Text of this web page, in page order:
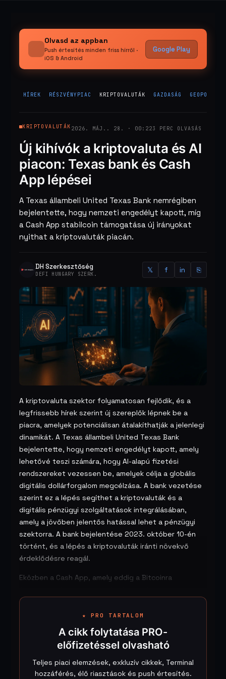
Olvasd az appban
Push értesítés minden friss hírről ·
iOS & Android
Google Play
HÍREK RÉSZVÉNYPIAC KRIPTOVALUTÁK GAZDASÁG
KRIPTOVALUTÁK 2026. MÁJ.. 28. · 00:223 PERC OLVASÁS
Új kihívók a kriptovaluta és AI
piacon: Texas bank és Cash
App lépései
A Texas állambeli United Texas Bank nemrégiben
bejelentette, hogy nemzeti engedélyt kapott, míg
a Cash App stabilcoin támogatása új irányokat
nyithat a kriptovaluták piacán.
DH Szerkesztőség
DEFI HUNGARY SZERK. 𝕏 f in ⎘
A kriptovaluta szektor folyamatosan fejlődik, és a
legfrissebb hírek szerint új szereplők lépnek be a
piacra, amelyek potenciálisan átalakíthatják a jelenlegi
dinamikát. A Texas állambeli United Texas Bank
bejelentette, hogy nemzeti engedélyt kapott, amely
lehetővé teszi számára, hogy AI-alapú fizetési
rendszereket vezessen be, amelyek célja a globális
digitális dollárforgalom megcélzása. A bank vezetése
szerint ez a lépés segíthet a kriptovaluták és a
digitális pénzügyi szolgáltatások integrálásában,
amely a jövőben jelentős hatással lehet a pénzügyi
szektorra. A bank bejelentése 2023. október 10-én
történt, és a lépés a kriptovaluták iránti növekvő
érdeklődésre reagál.
Eközben a Cash App, amely eddig a Bitcoinra
tranzakciókat is, beleértve az Ethereumot és a
Solanát. A Cash App bejelentése 2023. október 11-én
történt, és ez a lépés a felhasználók számára
szélesebb körű lehetőségeket kínál a digitális
eszközök kezelésében. A stabilcoinok, mint például a
USDC, egyre népszerűbbek, mivel stabil értéket
képviselnek a volatilis kriptovaluta piacon. A Cash App
★ PRO TARTALOM
A cikk folytatása PRO-
előfizetéssel olvasható
Teljes piaci elemzések, exkluzív cikkek, Terminal
hozzáférés, élő riasztások és push értesítés.